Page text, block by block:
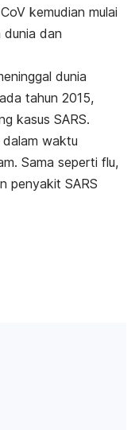
kemudian mulai
dunia dan
dunia
tahun 2015,
kasus SARS.
waktu
Sama seperti flu,
penyakit SARS